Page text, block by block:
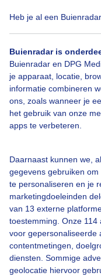
Heb je al een
Buienradar is
Buienradar en DPG
je apparaat, locatie,
informatie combineren
ons, zoals wanneer je
het gebruik van onze
apps te verbeteren.
Daarnaast kunnen we,
gegevens gebruiken
te personaliseren en je
marketingdoeleinden
van 13 externe
toestemming. Onze
voor gepersonaliseerde
contentmetingen,
diensten. Sommige
geolocatie hiervoor
Bekijk slideshow
Over Buienradar